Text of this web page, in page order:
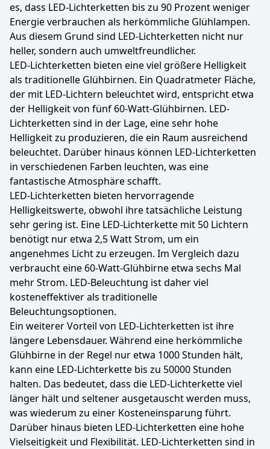
es, dass LED-Lichterketten bis zu 90 Prozent weniger
Energie verbrauchen als herkömmliche Glühlampen.
Aus diesem Grund sind LED-Lichterketten nicht nur
heller, sondern auch umweltfreundlicher.
LED-Lichterketten bieten eine viel größere Helligkeit
als traditionelle Glühbirnen. Ein Quadratmeter Fläche,
der mit LED-Lichtern beleuchtet wird, entspricht etwa
der Helligkeit von fünf 60-Watt-Glühbirnen. LED-
Lichterketten sind in der Lage, eine sehr hohe
Helligkeit zu produzieren, die ein Raum ausreichend
beleuchtet. Darüber hinaus können LED-Lichterketten
in verschiedenen Farben leuchten, was eine
fantastische Atmosphäre schafft.
LED-Lichterketten bieten hervorragende
Helligkeitswerte, obwohl ihre tatsächliche Leistung
sehr gering ist. Eine LED-Lichterkette mit 50 Lichtern
benötigt nur etwa 2,5 Watt Strom, um ein
angenehmes Licht zu erzeugen. Im Vergleich dazu
verbraucht eine 60-Watt-Glühbirne etwa sechs Mal
mehr Strom. LED-Beleuchtung ist daher viel
kosteneffektiver als traditionelle
Beleuchtungsoptionen.
Ein weiterer Vorteil von LED-Lichterketten ist ihre
längere Lebensdauer. Während eine herkömmliche
Glühbirne in der Regel nur etwa 1000 Stunden hält,
kann eine LED-Lichterkette bis zu 50000 Stunden
halten. Das bedeutet, dass die LED-Lichterkette viel
länger hält und seltener ausgetauscht werden muss,
was wiederum zu einer Kosteneinsparung führt.
Darüber hinaus bieten LED-Lichterketten eine hohe
Vielseitigkeit und Flexibilität. LED-Lichterketten sind in